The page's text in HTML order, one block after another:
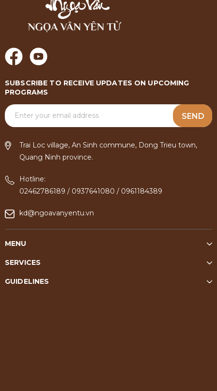
SUBSCRIBE TO RECEIVE UPDATES ON UPCOMING
PROGRAMS
SEND
Trai Loc village, An Sinh commune, Dong Trieu town,
Quang Ninh province.
Hotline:
02462786189 / 0937641080 / 0961184389
kd@ngoavanyentu.vn
MENU
SERVICES
GUIDELINES